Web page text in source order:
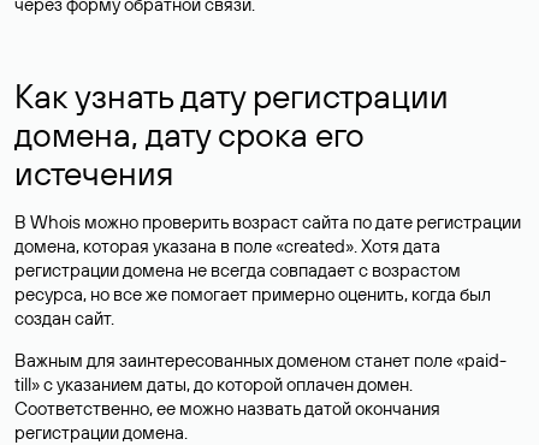
Как узнать дату регистрации
домена, дату срока его
истечения
В Whois можно проверить возраст сайта по дате регистрации
домена, которая указана в поле «created». Хотя дата
регистрации домена не всегда совпадает с возрастом
ресурса, но все же помогает примерно оценить, когда был
создан сайт.
Важным для заинтересованных доменом станет поле «paid-
till» с указанием даты, до которой оплачен домен.
Соответственно, ее можно назвать датой окончания
регистрации домена.